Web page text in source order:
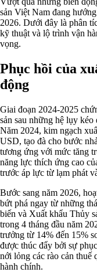
sản Việt Nam đang
2026. Dưới đây là phân
kỹ thuật và lộ trình vận
vọng.
Phục hồi của
động
Giai đoạn 2024-2025
sản sau những hệ lụy
Năm 2024, kim ngạch
USD, tạo đà cho bước
tương ứng với mức tăng
năng lực thích ứng cao
trước áp lực từ lạm phát
Bước sang năm 2026,
bứt phá ngay từ những
biến và Xuất khẩu Thủy
trong 4 tháng đầu năm
trưởng từ 14% đến 15%
được thúc đẩy bởi sự
nới lỏng các rào cản thuế
hành chính.